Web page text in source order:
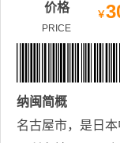
价格
PRICE
￥
纳闽简概
名古屋市，是日